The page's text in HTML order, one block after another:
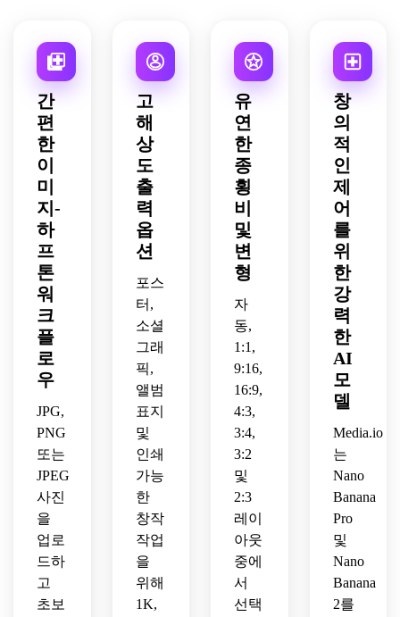
프레
스 프
무드
가 있
는 고
전적
인 흑
백 신
문 하
프톤
초상
화로
변환
하세
요.
아트
포스
가장
자리,
한 그
래픽
모양
으로
변환
된 극
적인
조명
이 있
는 펑
크 플
라이
어 하
프톤
룩을
선사
하세
요.
간
편
한
이
미
지-
하
프
톤
워
크
플
로
우
JPG,
PNG
또는
JPEG
사진
을
업로
드하
고
초보
고
해
상
도
출
력
옵
션
포스
터,
소셜
그래
픽,
앨범
표지
및
인쇄
가능
한
창작
작업
을
위해
1K,
유
연
한
종
횡
비
및
변
형
자
동,
1:1,
9:16,
16:9,
4:3,
3:4,
3:2
및
2:3
레이
아웃
중에
서
선택
창
의
적
인
제
어
를
위
한
강
력
한
AI
모
델
Media.io
는
Nano
Banana
Pro
및
Nano
Banana
2를